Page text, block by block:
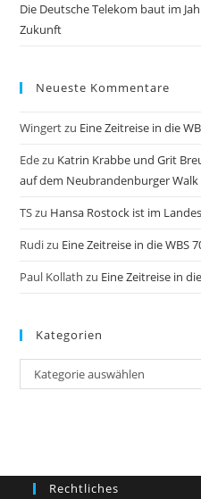
Die Deutsche Telekom baut im
Zukunft
Neueste Kommentare
Wingertzu Eine Zeitreise in die
Edezu Katrin Krabbe und Grit
auf dem Neubrandenburger
TSzu Hansa Rostock ist im
Rudizu Eine Zeitreise in die
Paul Kollath zu Eine Zeitreise in
Kategorien
Kategorien
Kategorie auswählen
Rechtliches